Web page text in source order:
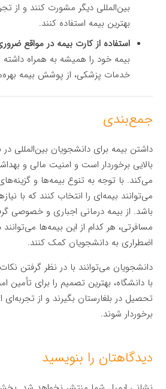
بین‌المللی دیگر مشورت کنند و از
بهترین بیمه استفاده کنند.
استفاده از کارت بیمه در مواقع
بیمه خود را همیشه به همراه داشته
خدمات پزشکی، از پوشش بیمه
جمع‌بندی
داشتن بیمه برای دانشجویان بین‌المللی در
بالایی برخوردار است و امنیت مالی و
می‌کند. با توجه به تنوع بیمه‌ها و
می‌توانند بیمه‌ای را انتخاب کنند که با
باشد. از بیمه درمانی اجباری و خصوصی
مسافرتی، هر کدام از این بیمه‌ها
اضطراری به دانشجویان کمک کنند.
دانشجویان می‌توانند با در نظر گرفتن
با دانشگاه، بهترین تصمیم را برای
تحصیل در بلغارستان بگیرند و از
برخوردار شوند.
دیدگاهتان را بنویسید